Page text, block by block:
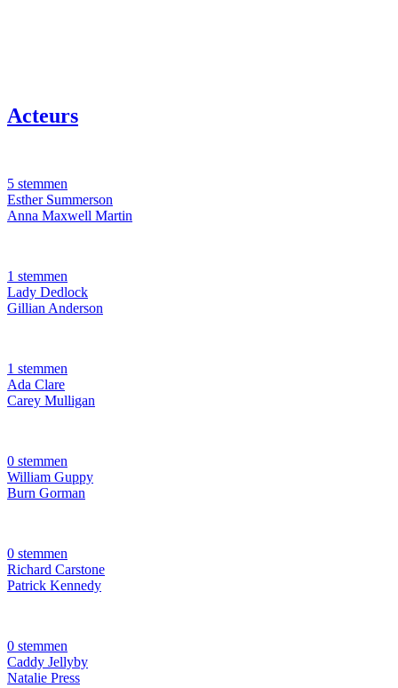
Acteurs
5 stemmen
Esther Summerson
Anna Maxwell Martin
1 stemmen
Lady Dedlock
Gillian Anderson
1 stemmen
Ada Clare
Carey Mulligan
0 stemmen
William Guppy
Burn Gorman
0 stemmen
Richard Carstone
Patrick Kennedy
0 stemmen
Caddy Jellyby
Natalie Press